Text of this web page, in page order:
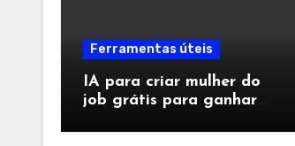
Ferramentas úteis
IA para criar mulher do
job grátis para ganhar